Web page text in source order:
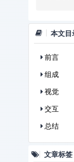
本文目
前言
组成
视觉
交互
总结
文章标签